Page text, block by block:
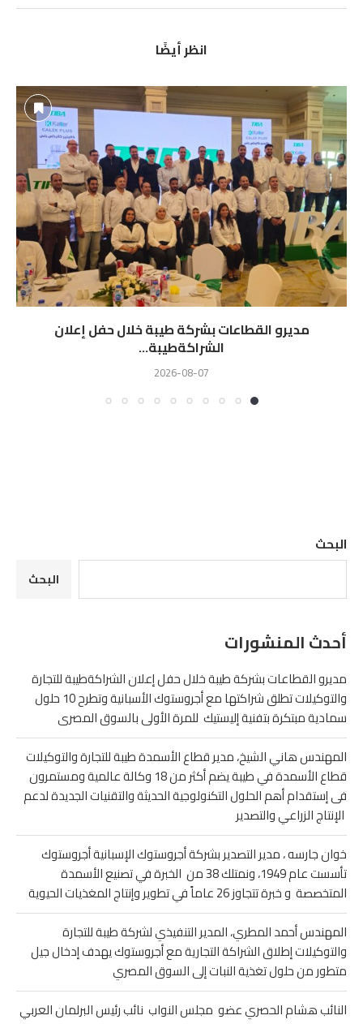
انظر أيضًا
مديرو القطاعات بشركة طيبة خلال حفل إعلان
الشراكةطيبة...
2026-08-07
البحث
البحث
أحدث المنشورات
مديرو القطاعات بشركة طيبة خلال حفل إعلان الشراكةطيبة للتجارة
والتوكيلات تطلق شراكتها مع أجروستوك الأسبانية وتطرح 10 حلول
سمادية مبتكرة بتفنية إليستيك للمرة الأولى بالسوق المصرى
المهندس هاني الشيخ، مدير قطاع الأسمدة طيبة للتجارة والتوكيلات
قطاع الأسمدة في طيبة يضم أكثر من 18 وكالة عالمية ومستمرون
فى إستقدام أهم الحلول التكنولوجية الحديثة والتقنيات الجديدة لدعم
الإنتاج الزراعي والتصدير
خوان جارسه ، مدير التصدير بشركة أجروستوك الإسبانية أجروستوك
تأسست عام 1949، ونمتلك 38 من الخبرة في تصنيع الأسمدة
المتخصصة و خبرة تتجاوز 26 عاماً في تطوير وإنتاج المغذيات الحيوية
المهندس أحمد المطري، المدير التنفيذي لشركة طيبة للتجارة
والتوكيلات إطلاق الشراكة التجارية مع أجروستوك يهدف إدخال جيل
متطور من حلول تغذية النبات إلى السوق المصري
النائب هشام الحصري عضو مجلس النواب نائب رئيس البرلمان العربي